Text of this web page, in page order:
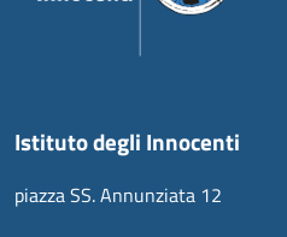
Istituto degli Innocenti
piazza SS. Annunziata 12